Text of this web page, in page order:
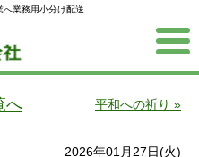
業務用小分け配送
へ 平和への祈り »
2026年01月27日(火)